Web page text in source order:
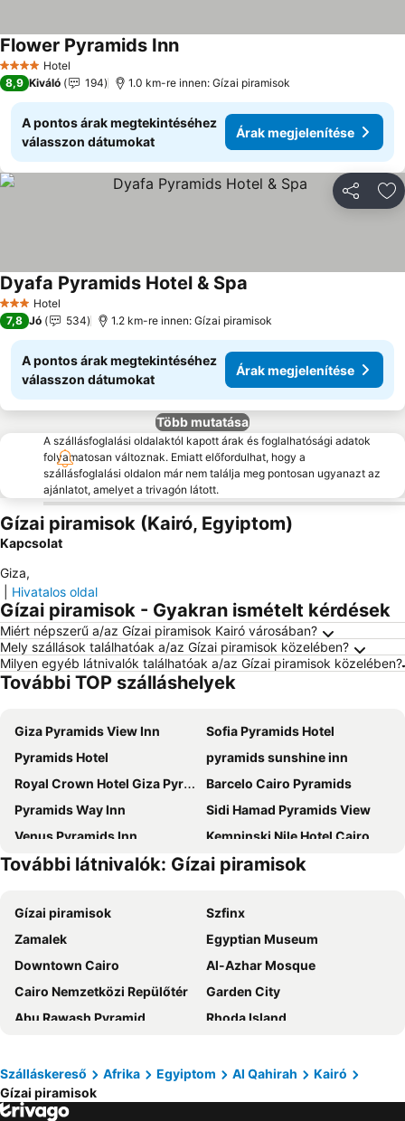
4 KategóriaHotel
Flower Pyramids InnÁrak megjelenítése
8,9 Kiváló 194 1.0 km-re innen: Gízai piramisok
A pontos árak megtekintéséhez
válasszon dátumokat
Árak megjelenítése
3 Kategória
Hotel
Dyafa Pyramids Hotel & Spa
7,8 Jó 534 1.2 km-re innen: Gízai piramisok
A pontos árak megtekintéséhez
válasszon dátumokat
Árak megjelenítése
Több mutatása
A szállásfoglalási oldalaktól kapott árak és foglalhatósági adatok
folyamatosan változnak. Emiatt előfordulhat, hogy a
szállásfoglalási oldalon már nem találja meg pontosan ugyanazt az
ajánlatot, amelyet a trivagón látott.
Gízai piramisok (Kairó, Egyiptom)
Kapcsolat
Giza,
Hivatalos oldal
Gízai piramisok - Gyakran ismételt kérdések
Miért népszerű a/az Gízai piramisok Kairó városában?
Mely szállások találhatóak a/az Gízai piramisok közelében?
Milyen egyéb látnivalók találhatóak a/az Gízai piramisok közelében?
További TOP szálláshelyek
Giza Pyramids View Inn
Sofia Pyramids Hotel
Pyramids Hotel
pyramids sunshine inn
Royal Crown Hotel Giza Pyramids View
Barcelo Cairo Pyramids
Pyramids Way Inn
Sidi Hamad Pyramids View
Venus Pyramids Inn
Kempinski Nile Hotel Cairo
Happy View Inn
PANORAMA view pyramids
Intercontinental Hotels Cairo Semiramis By Ihg
Regent Pyramids View
Chez l'ami hotel
Ramses Hilton
Hilton Cairo Zamalek Residences
Mamlouk Pyramids Hotel
Sofitel Cairo Nile El Gezirah
Crowne Plaza West Cairo Arkan By Ihg
Safir Hotel Cairo
Pyramids Height Hotel & Pyramids Master Scene Rooftop
Steigenberger Pyramids Cairo
Pyramisa Suites Hotel Cairo
Locanda pyramids view
További látnivalók: Gízai piramisok
Gízai piramisok
Szfinx
Zamalek
Egyptian Museum
Downtown Cairo
Al-Azhar Mosque
Cairo Nemzetközi Repülőtér
Garden City
Abu Rawash Pyramid
Rhoda Island
Nasr City
Montaza Palace
Pyramids Sound and Light Show
Szálláskereső Afrika Egyiptom Al Qahirah
Kairó
Gízai piramisok